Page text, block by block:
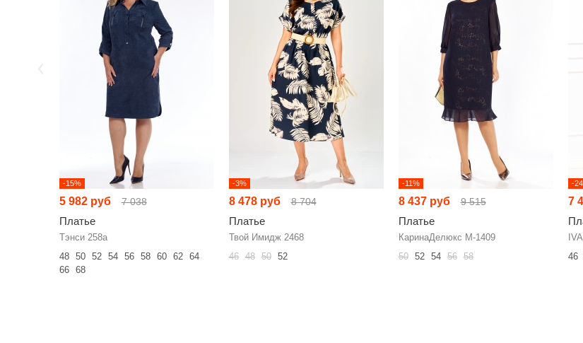
-15%
5 982 руб 7 038
Платье
Тэнси 258а
48
50 52 54 56 58 60 62
64
66
68
-3%
8 478 руб 8 704
Платье
Твой Имидж 2468
46 48 50 52
-11%
8 437 руб 9 515
Платье
КаринаДелюкс М-1409
50
52 54 56 58
-
7
46